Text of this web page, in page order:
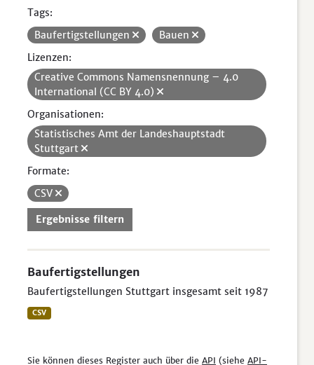
Tags:
Baufertigstellungen
Bauen
Lizenzen:
Creative Commons Namensnennung – 4.0
International (CC BY 4.0)
Organisationen:
Statistisches Amt der Landeshauptstadt
Stuttgart
Formate:
CSV
Ergebnisse filtern
Baufertigstellungen
Baufertigstellungen Stuttgart insgesamt seit 1987
CSV
Sie können dieses Register auch über die API (siehe API-